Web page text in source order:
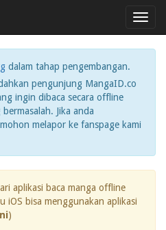
dalam tahap pengembangan.
pengunjung MangaID.co
ingin dibaca secara offline
Jika anda
melapor ke fanspage kami
aplikasi baca manga offline
iOS bisa menggunakan aplikasi
)